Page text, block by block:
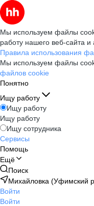
Мы используем файлы
работу нашего веб-сайта и
Правила использования
Мы используем файлы
файлов cookie
Понятно
Ищу работу
Ищу работу
Ищу работу
Ищу сотрудника
Сервисы
Помощь
Ещё
Поиск
Михайловка (Уфимский
Войти
Войти